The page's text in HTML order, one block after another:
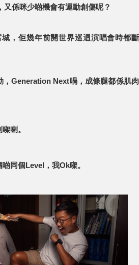
係咪少啲機會有運動創傷呢？
，佢幾年前開世界巡迴演唱會時都斷
，Generation Next喎，成條腿都係肌肉
喇。
同個Level，我Ok㗎。